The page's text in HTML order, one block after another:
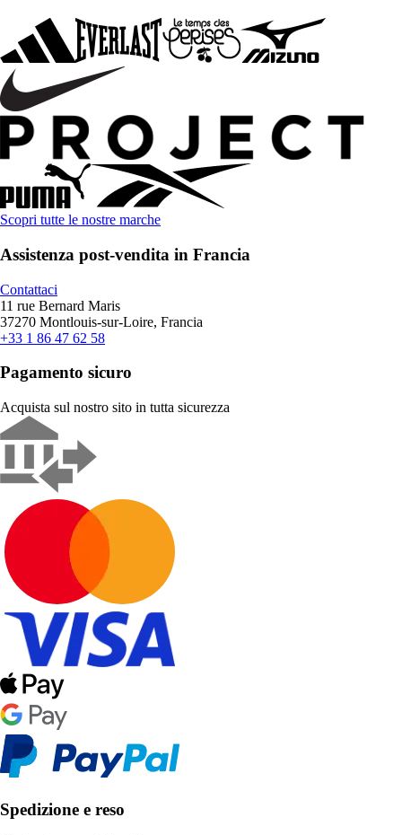
Scopri tutte le nostre marche
Assistenza post-vendita in Francia
Contattaci
11 rue Bernard Maris
37270 Montlouis-sur-Loire, Francia
+33 1 86 47 62 58
Pagamento sicuro
Acquista sul nostro sito in tutta sicurezza
Spedizione e reso